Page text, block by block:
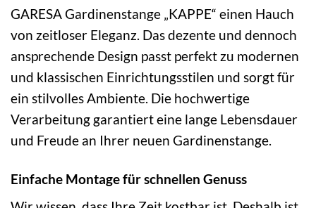
GARESA Gardinenstange „KAPPE“ einen Hauch
von zeitloser Eleganz. Das dezente und dennoch
ansprechende Design passt perfekt zu modernen
und klassischen Einrichtungsstilen und sorgt für
ein stilvolles Ambiente. Die hochwertige
Verarbeitung garantiert eine lange Lebensdauer
und Freude an Ihrer neuen Gardinenstange.
Einfache Montage für schnellen Genuss